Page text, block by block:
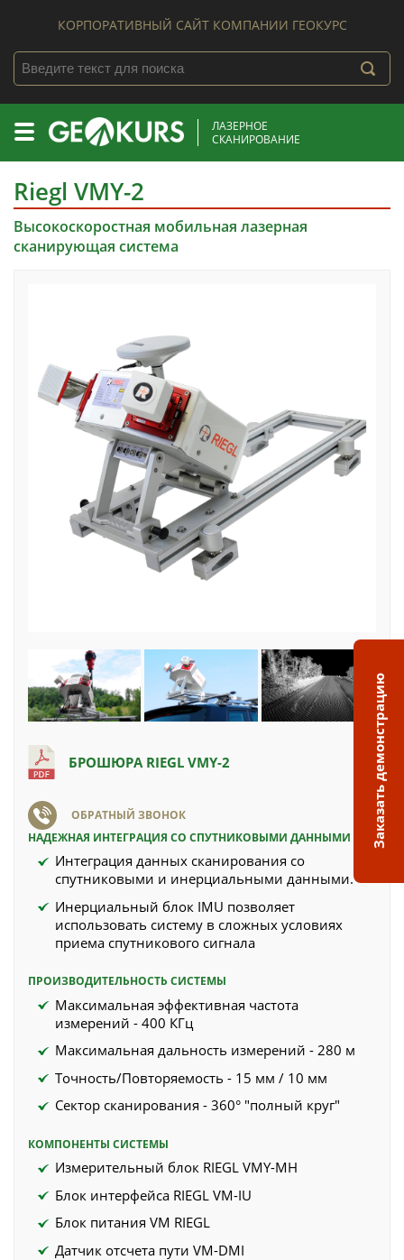
КОРПОРАТИВНЫЙ САЙТ КОМПАНИИ ГЕОКУРС
ЛАЗЕРНОЕ
СКАНИРОВАНИЕ
Riegl VMY-2
Высокоскоростная мобильная лазерная
сканирующая система
БРОШЮРА RIEGL VMY-2
ОБРАТНЫЙ ЗВОНОК
НАДЕЖНАЯ ИНТЕГРАЦИЯ СО СПУТНИКОВЫМИ ДАННЫМИ
Интеграция данных сканирования со
спутниковыми и инерциальными данными.
Инерциальный блок IMU позволяет
использовать систему в сложных условиях
приема спутникового сигнала
ПРОИЗВОДИТЕЛЬНОСТЬ СИСТЕМЫ
Максимальная эффективная частота
измерений - 400 КГц
Максимальная дальность измерений - 280 м
Точность/Повторяемость - 15 мм / 10 мм
Сектор сканирования - 360° "полный круг"
КОМПОНЕНТЫ СИСТЕМЫ
Измерительный блок RIEGL VMY-MH
Блок интерфейса RIEGL VM-IU
Блок питания VM RIEGL
Датчик отсчета пути VM-DMI
Заказать демонстрацию